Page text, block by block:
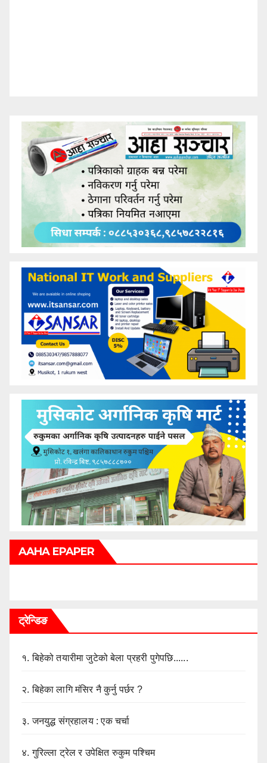
AAHA EPAPER
ट्रेन्डिङ
१.बिहेको तयारीमा जुटेको बेला प्रहरी पुगेपछि......
२.बिहेका लागि मंसिर नै कुर्नु पर्छर ?
३.जनयुद्ध संग्रहालय : एक चर्चा
४.गुरिल्ला ट्रेल र उपेक्षित रुकुम पश्चिम